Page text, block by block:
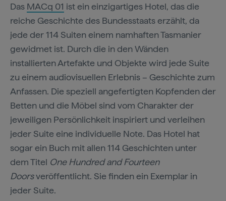
Das MACq 01 ist ein einzigartiges Hotel, das die
reiche Geschichte des Bundesstaats erzählt, da
jede der 114 Suiten einem namhaften Tasmanier
gewidmet ist. Durch die in den Wänden
installierten Artefakte und Objekte wird jede Suite
zu einem audiovisuellen Erlebnis – Geschichte zum
Anfassen. Die speziell angefertigten Kopfenden der
Betten und die Möbel sind vom Charakter der
jeweiligen Persönlichkeit inspiriert und verleihen
jeder Suite eine individuelle Note. Das Hotel hat
sogar ein Buch mit allen 114 Geschichten unter
dem Titel One Hundred and Fourteen
Doorsveröffentlicht. Sie finden ein Exemplar in
jeder Suite.